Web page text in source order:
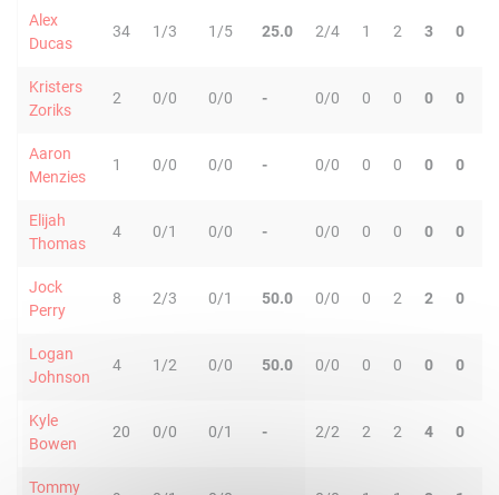
Alex
Ducas
34 1/3 1/5 25.0 2/4 1 2 3 0
Kristers
Zoriks
2 0/0 0/0 - 0/0 0 0 0 0
Aaron
Menzies
1 0/0 0/0 - 0/0 0 0 0 0
Elijah
Thomas
4 0/1 0/0 - 0/0 0 0 0 0
Jock
Perry
8 2/3 0/1 50.0 0/0 0 2 2 0
Logan
Johnson
4 1/2 0/0 50.0 0/0 0 0 0 0
Kyle
Bowen
20 0/0 0/1 - 2/2 2 2 4 0
Tommy